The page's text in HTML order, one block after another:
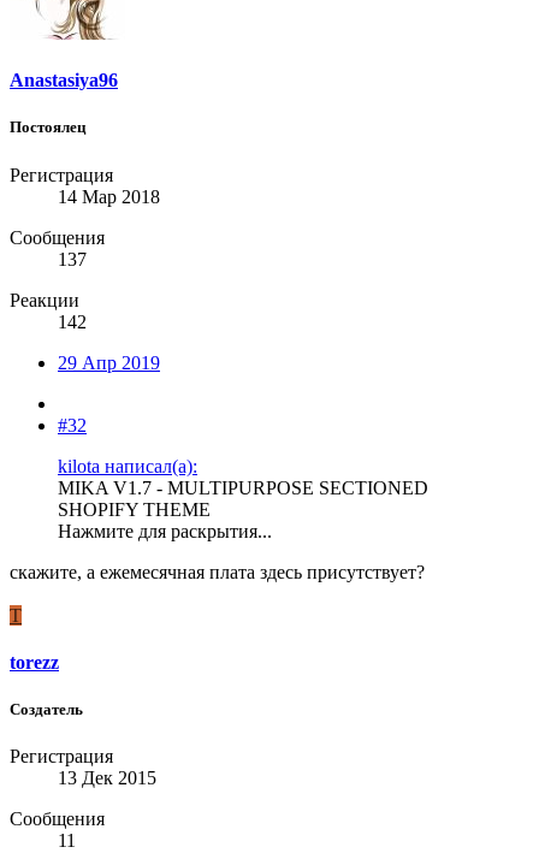
Anastasiya96
Постоялец
Регистрация
14 Мар 2018
Сообщения
137
Реакции
142
29 Апр 2019
#32
kilota написал(а):
MIKA V1.7 - MULTIPURPOSE SECTIONED
SHOPIFY THEME
Нажмите для раскрытия...
скажите, а ежемесячная плата здесь присутствует?
T
torezz
Создатель
Регистрация
13 Дек 2015
Сообщения
11